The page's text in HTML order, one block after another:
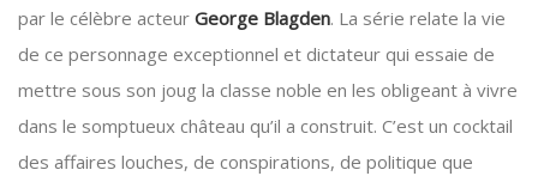
par le célèbre acteur George Blagden. La série relate la vie
de ce personnage exceptionnel et dictateur qui essaie de
mettre sous son joug la classe noble en les obligeant à vivre
dans le somptueux château qu’il a construit. C’est un cocktail
des affaires louches, de conspirations, de politique que